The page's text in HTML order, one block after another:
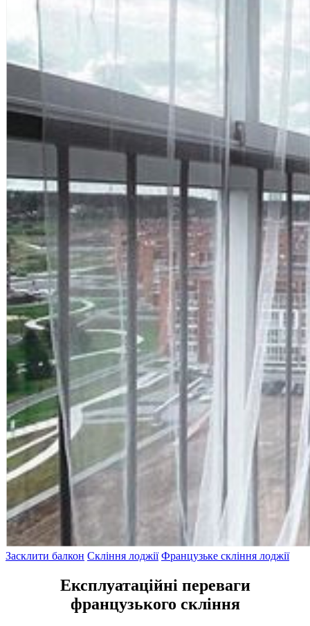
Засклити балкон Скління лоджії Французьке скління лоджії
Експлуатаційні переваги
французького скління